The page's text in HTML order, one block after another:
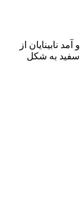
نابینایان از
سفید به شکل